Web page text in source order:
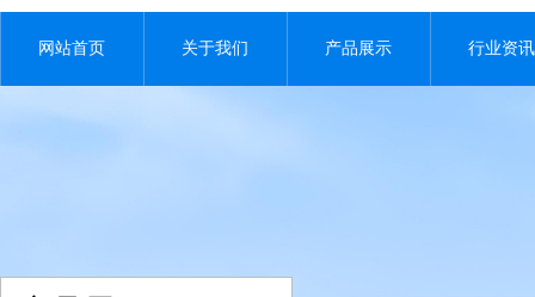
网站首页 关于我们 产品展示 行业资讯